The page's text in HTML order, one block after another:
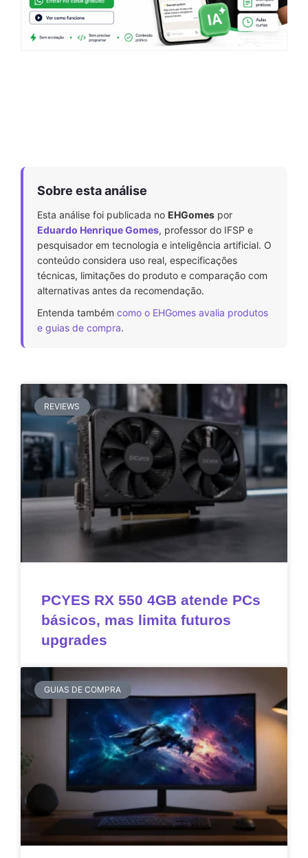
Sobre esta análise
Esta análise foi publicada no EHGomes por
Eduardo Henrique Gomes, professor do IFSP e
pesquisador em tecnologia e inteligência artificial. O
conteúdo considera uso real, especificações
técnicas, limitações do produto e comparação com
alternativas antes da recomendação.
Entenda também como o EHGomes avalia produtos
e guias de compra.
REVIEWS
PCYES RX 550 4GB atende PCs
básicos, mas limita futuros
upgrades
GUIAS DE COMPRA